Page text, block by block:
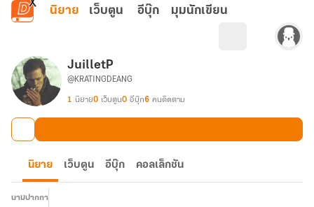
ข้ามไปยังเนื้อหาหลัก
นิยาย เว็บตูน อีบุ๊ก มุมนักเขียน
JuilletP
@KRATINGDEANG
1 นิยาย0 เว็บตูน0 อีบุ๊ก6 คนติดตาม
นิยาย เว็บตูน อีบุ๊ก คอลเล็กชัน
นามปากกา